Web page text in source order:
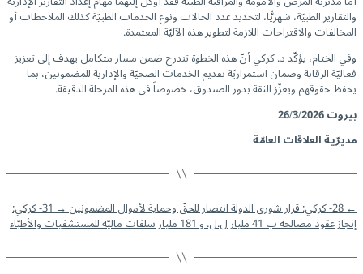
والتقارير الطبيّة، شهريًّا، لتحديد عدد الحالات ونوع الخدمات الطبيّة كذلك الملاحظات أو
المخالفات والاقتراحات اللازمة لتطوير هذه الآليّة المعتمدة.
وفي الختام، يؤكّد د. كركي أنّ هذه الخطوة تندرج ضمن مسار متكامل يهدف إلى تعزيز
فعاليّة الرقابة وضمان استمراريّة تقديم الخدمات الصحيّة والإدارية للمضمونين، بما
يحفظ حقوقهم ويعزّز الثقة بدور الصندوق، خصوصاً في هذه المرحلة الدقيقة.
بيروت 26/3/2026
مديرّية العلاقات العامّة
←28- كركي: قرار شورى الدولة انتصار للحقّ وحماية لأموال المضمونين → 31- كركي:
إنجاز عقود مصالحة ب 41 مليار ل.ل. و 181 مليار سلفات ماليّة للمستشفيات والأطبّاء